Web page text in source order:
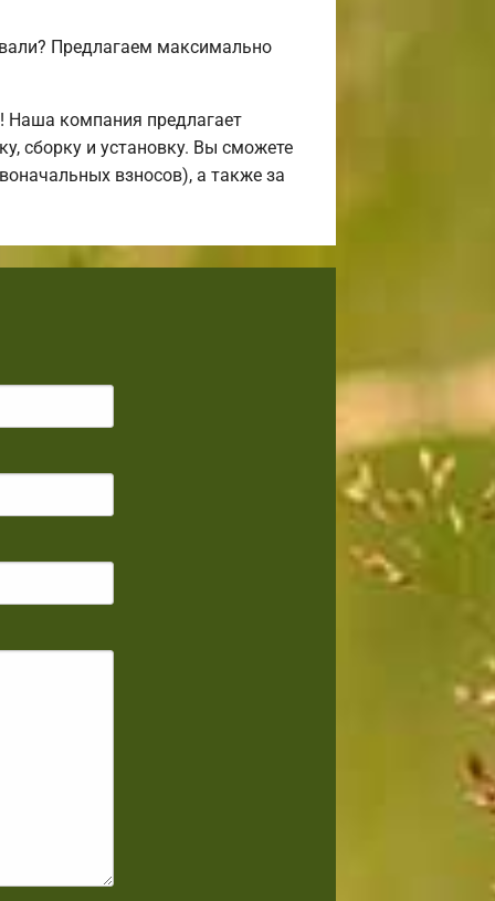
Предлагаем максимально
Наша компания предлагает
сборку и установку. Вы сможете
взносов), а также за